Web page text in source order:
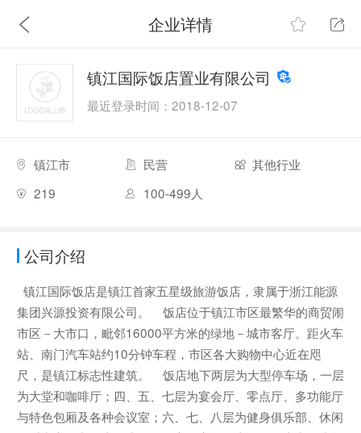
企业详情
镇江国际饭店置业有限公司
最近登录时间：2018-12-07
镇江市 民营
其他行业
219
100-499人
公司介绍
镇江国际饭店是镇江首家五星级旅游饭店，隶属于浙江能源
集团兴源投资有限公司。 饭店位于镇江市区最繁华的商贸闹
市区－大市口，毗邻16000平方米的绿地－城市客厅。距火车
站、南门汽车站约10分钟车程，市区各大购物中心近在咫
尺，是镇江标志性建筑。 饭店地下两层为大型停车场，一层
为大堂和咖啡厅；四、五、七层为宴会厅、零点厅、多功能厅
与特色包厢及各种会议室；六、七、八层为健身俱乐部、休闲